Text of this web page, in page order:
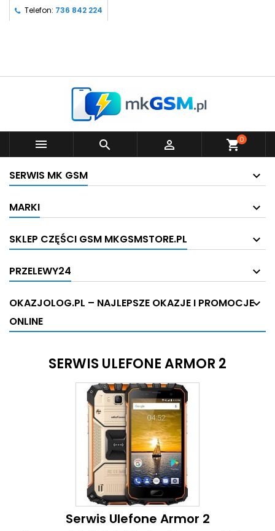
Telefon: 736 842 224
   shopping_cart0
SERWIS MK GSM
MARKI
SKLEP CZĘŚCI GSM MKGSMSTORE.PL
PRZELEWY24
OKAZJOLOG.PL – NAJLEPSZE OKAZJE I PROMOCJE
ONLINE
SERWIS ULEFONE ARMOR 2
Serwis Ulefone Armor 2